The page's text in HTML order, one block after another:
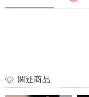
関連商品